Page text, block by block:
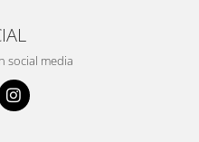
social media